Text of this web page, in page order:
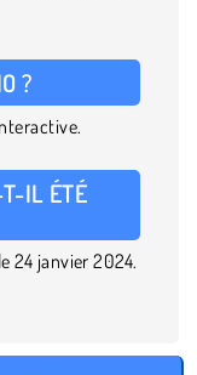
?
IL ÉTÉ
24 janvier 2024.